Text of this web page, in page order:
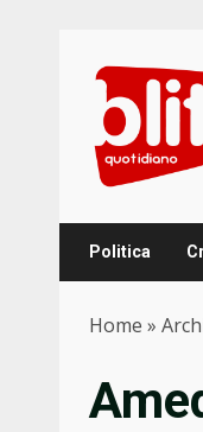
content
Politica
Home »